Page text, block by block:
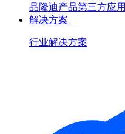
品隆迪产品第三方应用
解决方案
行业解决方案